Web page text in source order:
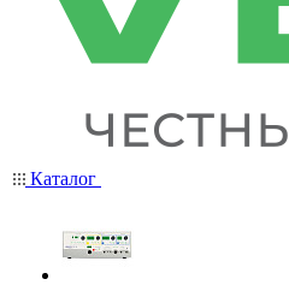
Каталог